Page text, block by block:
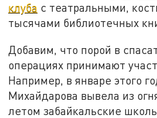
клуба с театральными,
тысячами библиотечных
Добавим, что порой в
операциях принимают
Например, в январе этого
Михайдарова вывела из
летом забайкальские